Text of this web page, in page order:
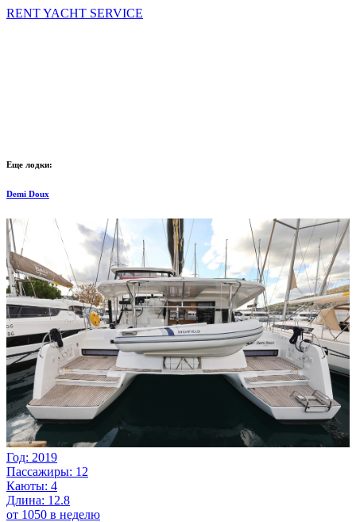
RENT YACHT SERVICE
Еще лодки:
Demi Doux
Год: 2019
Пассажиры: 12
Каюты: 4
Длина: 12.8
от 1050 в неделю